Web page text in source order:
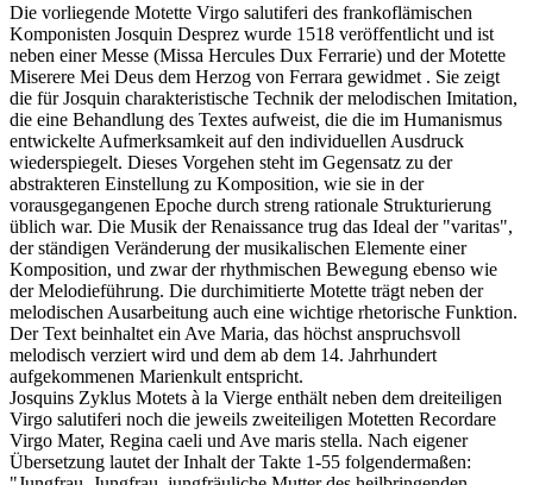
Die vorliegende Motette Virgo salutiferi des frankoflämischen
Komponisten Josquin Desprez wurde 1518 veröffentlicht und ist
neben einer Messe (Missa Hercules Dux Ferrarie) und der Motette
Miserere Mei Deus dem Herzog von Ferrara gewidmet . Sie zeigt
die für Josquin charakteristische Technik der melodischen Imitation,
die eine Behandlung des Textes aufweist, die die im Humanismus
entwickelte Aufmerksamkeit auf den individuellen Ausdruck
wiederspiegelt. Dieses Vorgehen steht im Gegensatz zu der
abstrakteren Einstellung zu Komposition, wie sie in der
vorausgegangenen Epoche durch streng rationale Strukturierung
üblich war. Die Musik der Renaissance trug das Ideal der "varitas",
der ständigen Veränderung der musikalischen Elemente einer
Komposition, und zwar der rhythmischen Bewegung ebenso wie
der Melodieführung. Die durchimitierte Motette trägt neben der
melodischen Ausarbeitung auch eine wichtige rhetorische Funktion.
Der Text beinhaltet ein Ave Maria, das höchst anspruchsvoll
melodisch verziert wird und dem ab dem 14. Jahrhundert
aufgekommenen Marienkult entspricht.
Josquins Zyklus Motets à la Vierge enthält neben dem dreiteiligen
Virgo salutiferi noch die jeweils zweiteiligen Motetten Recordare
Virgo Mater, Regina caeli und Ave maris stella. Nach eigener
Übersetzung lautet der Inhalt der Takte 1-55 folgendermaßen: